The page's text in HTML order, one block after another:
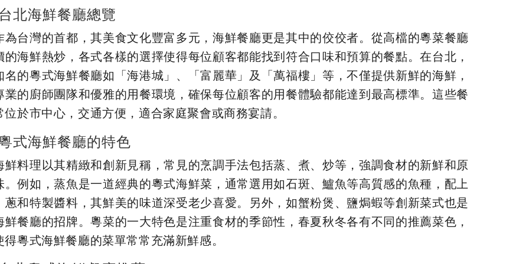
北海鮮餐廳總覽
為台灣的首都，其美食文化豐富多元，海鮮餐廳更是其中的佼佼者。從高檔的粵菜餐廳
的海鮮熱炒，各式各樣的選擇使得每位顧客都能找到符合口味和預算的餐點。在台北，
名的粵式海鮮餐廳如「海港城」、「富麗華」及「萬福樓」等，不僅提供新鮮的海鮮，
業的廚師團隊和優雅的用餐環境，確保每位顧客的用餐體驗都能達到最高標準。這些餐
位於市中心，交通方便，適合家庭聚會或商務宴請。
式海鮮餐廳的特色
鮮料理以其精緻和創新見稱，常見的烹調手法包括蒸、煮、炒等，強調食材的新鮮和原
。例如，蒸魚是一道經典的粵式海鮮菜，通常選用如石斑、鱸魚等高質感的魚種，配上
蔥和特製醬料，其鮮美的味道深受老少喜愛。另外，如蟹粉煲、鹽焗蝦等創新菜式也是
鮮餐廳的招牌。粵菜的一大特色是注重食材的季節性，春夏秋冬各有不同的推薦菜色，
得粵式海鮮餐廳的菜單常常充滿新鮮感。